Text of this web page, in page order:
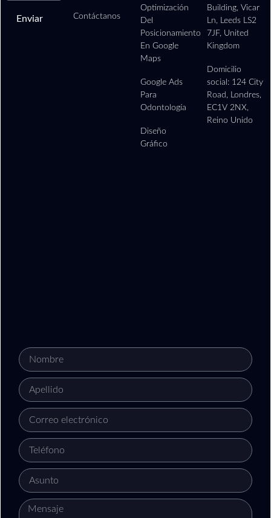
Enviar Contáctanos
Optimización
Del
Posicionamiento
En Google
Maps
Google Ads
Para
Odontología
Diseño
Gráfico
Building, Vicar
Ln, Leeds LS2
7JF, United
Kingdom
Domicilio
social: 124 City
Road, Londres,
EC1V 2NX,
Reino Unido